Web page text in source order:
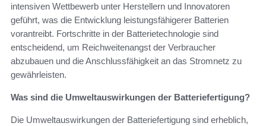
intensiven Wettbewerb unter Herstellern und Innovatoren
geführt, was die Entwicklung leistungsfähigerer Batterien
vorantreibt. Fortschritte in der Batterietechnologie sind
entscheidend, um Reichweitenangst der Verbraucher
abzubauen und die Anschlussfähigkeit an das Stromnetz zu
gewährleisten.
Was sind die Umweltauswirkungen der Batteriefertigung?
Die Umweltauswirkungen der Batteriefertigung sind erheblich,